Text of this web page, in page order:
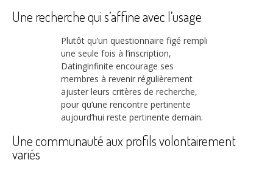
Une recherche qui s’affine avec l’usage
Plutôt qu’un questionnaire figé rempli
une seule fois à l’inscription,
Datinginfinite encourage ses
membres à revenir régulièrement
ajuster leurs critères de recherche,
pour qu’une rencontre pertinente
aujourd’hui reste pertinente demain.
Une communauté aux profils volontairement
variés